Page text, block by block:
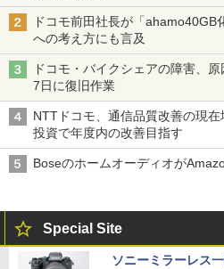
ドコモ前田社長が「
への考え方にも言及
ドコモ・バイクシェアの障害、
7日に復旧作業
NTTドコモ、通信品質改善の現
投資で年度内の改善目指す
Boseのホームオーディオが
Special Site
ソニーミラーレス